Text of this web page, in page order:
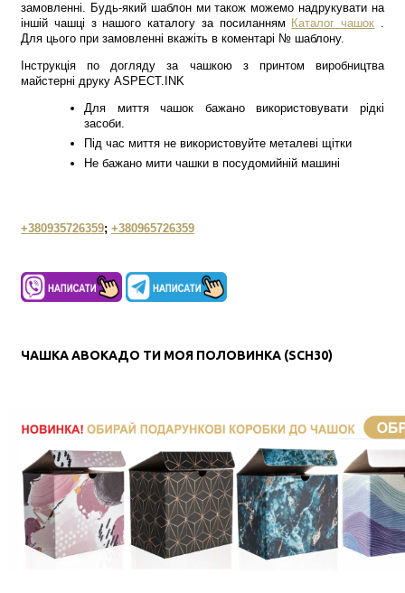
замовленні. Будь-який шаблон ми також можемо надрукувати на
іншій чашці з нашого каталогу за посиланням Каталог чашок .
Для цього при замовленні вкажіть в коментарі № шаблону.
Інструкція по догляду за чашкою з принтом виробництва
майстерні друку ASPECT.INK
Для миття чашок бажано використовувати рідкі
засоби.
Під час миття не використовуйте металеві щітки
Не бажано мити чашки в посудомийній машині
+380935726359; +380965726359
ЧАШКА АВОКАДО ТИ МОЯ ПОЛОВИНКА (SCH30)